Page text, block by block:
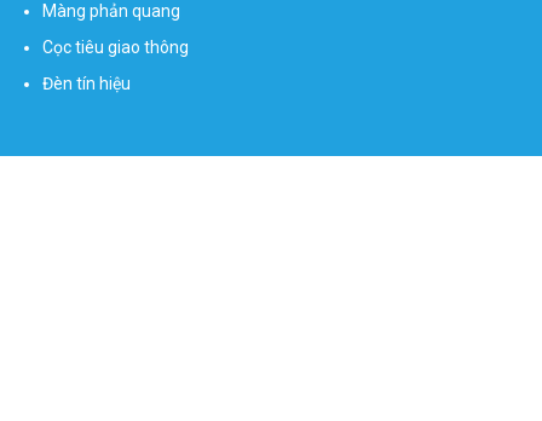
Màng phản quang
Cọc tiêu giao thông
Đèn tín hiệu